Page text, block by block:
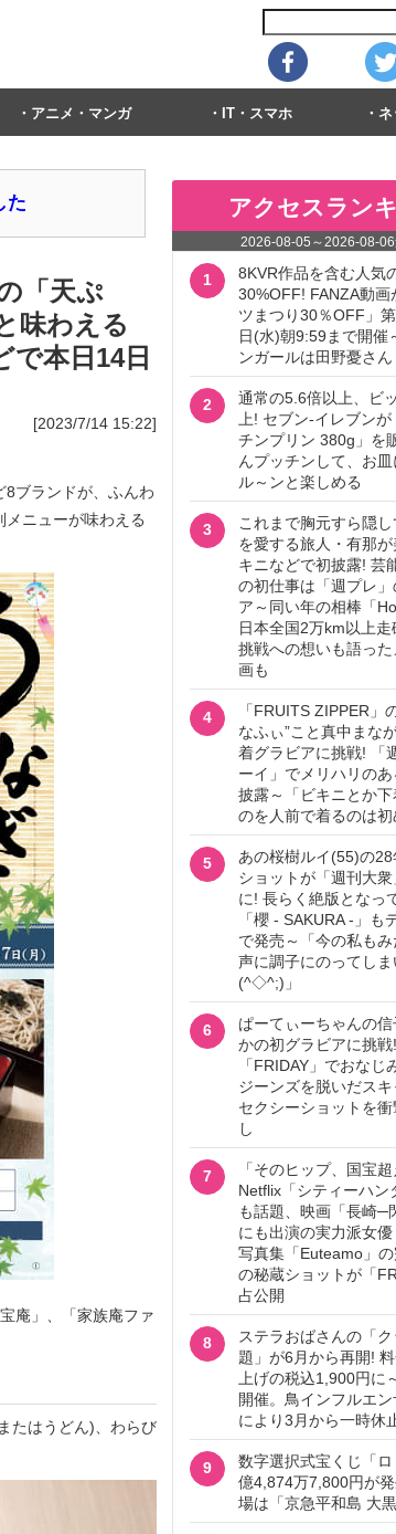
アニメ・マンガ IT・スマホ ネ
た
「天ぷ
味わえる
で本日14日
[2023/7/14 15:22]
ブランドが、ふんわ
ニューが味わえる
庵」、「家族庵ファ
たはうどん)、わらび
アクセスラン
2026-08-05 ～2026-08-06
1
8KVR作品を含む人気
30%OFF! FANZA動画
ツまつり30％OFF」
日(水)朝9:59まで開催
ンガールは田野憂さん
2
通常の5.6倍以上、ビ
上! セブン‐イレブン
チンプリン 380g」を
んプッチンして、お
ル～ンと楽しめる
3
これまで胸元すら隠
を愛する旅人・有那
キニなどで初披露! 芸
の初仕事は「週プレ
ア～同い年の相棒「
日本全国2万km以上
挑戦への想いも語っ
画も
4
「FRUITS ZIPPER」
なふぃ”こと真中まな
着グラビアに挑戦! 「
ーイ」でメリハリの
披露～「ビキニとか
のを人前で着るのは初
5
あの桜樹ルイ(55)の
ショットが「週刊大衆
に! 長らく絶版となっ
「櫻 - SAKURA -」も
で発売～「今の私もみ
声に調子にのってしま
(^◇^;)」
6
ぱーてぃーちゃんの
かの初グラビアに挑戦!
「FRIDAY」でおなじ
ジーンズを脱いだス
セクシーショットを
し
7
「そのヒップ、国宝
Netflix「シティーハン
も話題、映画「長崎─
にも出演の実力派女
写真集「Euteamo」
の秘蔵ショットが「
占公開
8
ステラおばさんの「
題」が6月から再開!
上げの税込1,900円に
開催。鳥インフルエ
により3月から一時休
9
数字選択式宝くじ「
億4,874万7,800円が
場は「京急平和島 大黒